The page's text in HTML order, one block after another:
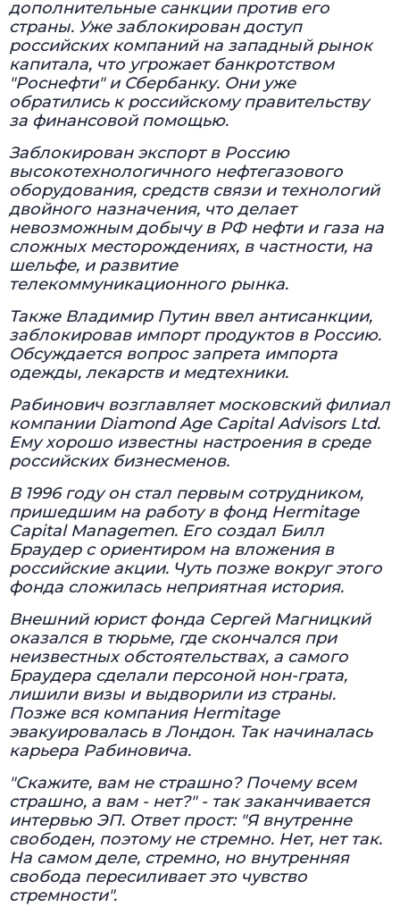
дополнительные санкции против его
страны. Уже заблокирован доступ
российских компаний на западный рынок
капитала, что угрожает банкротством
"Роснефти" и Сбербанку. Они уже
обратились к российскому правительству
за финансовой помощью.
Заблокирован экспорт в Россию
высокотехнологичного нефтегазового
оборудования, средств связи и технологий
двойного назначения, что делает
невозможным добычу в РФ нефти и газа на
сложных месторождениях, в частности, на
шельфе, и развитие
телекоммуникационного рынка.
Также Владимир Путин ввел антисанкции,
заблокировав импорт продуктов в Россию.
Обсуждается вопрос запрета импорта
одежды, лекарств и медтехники.
Рабинович возглавляет московский филиал
компании Diamond Age Capital Advisors Ltd.
Ему хорошо известны настроения в среде
российских бизнесменов.
В 1996 году он стал первым сотрудником,
пришедшим на работу в фонд Hermitage
Capital Managemen. Его создал Билл
Браудер с ориентиром на вложения в
российские акции. Чуть позже вокруг этого
фонда сложилась неприятная история.
Внешний юрист фонда Сергей Магницкий
оказался в тюрьме, где скончался при
неизвестных обстоятельствах, а самого
Браудера сделали персоной нон-грата,
лишили визы и выдворили из страны.
Позже вся компания Hermitage
эвакуировалась в Лондон. Так начиналась
карьера Рабиновича.
"Скажите, вам не страшно? Почему всем
страшно, а вам - нет?" - так заканчивается
интервью ЭП. Ответ прост: "Я внутренне
свободен, поэтому не стремно. Нет, нет так.
На самом деле, стремно, но внутренняя
свобода пересиливает это чувство
стремности".